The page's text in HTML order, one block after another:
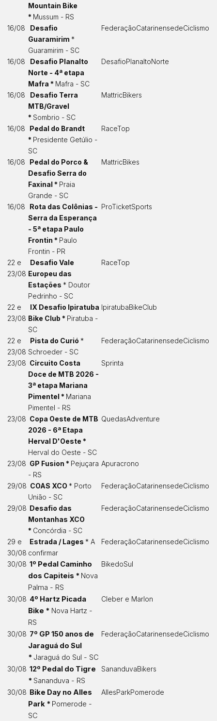
Mountain Bike
* Mussum - RS
16/08
Desafio
Guaramirim *
Guaramirim - SC
FederaçãoCatarinensedeCiclismo
16/08
Desafio Planalto
Norte - 4ª etapa
Mafra * Mafra - SC
DesafioPlanaltoNorte
16/08
Desafio Terra
MTB/Gravel
* Sombrio - SC
MattricBikers
16/08
Pedal do Brandt
* Presidente Getúlio -
SC
RaceTop
16/08
Pedal do Porco &
Desafio Serra do
Faxinal * Praia
Grande - SC
MattricBikes
16/08
Rota das Colônias -
Serra da Esperança
- 5ª etapa Paulo
Frontin * Paulo
Frontin - PR
ProTicketSports
22 e
23/08
Desafio Vale
Europeu das
Estações * Doutor
Pedrinho - SC
RaceTop
22 e
23/08
IX Desafio Ipiratuba
Bike Club * Piratuba -
SC
IpiratubaBikeClub
22 e
23/08
Pista do Curió *
Schroeder - SC
FederaçãoCatarinensedeCiclismo
23/08 Circuito Costa
Doce de MTB 2026 -
3ª etapa Mariana
Pimentel * Mariana
Pimentel - RS
Sprinta
23/08 Copa Oeste de MTB
2026 - 6ª Etapa
Herval D'Oeste *
Herval do Oeste - SC
QuedasAdventure
23/08 GP Fusion * Pejuçara
- RS
Apuracrono
29/08 COAS XCO * Porto
União - SC
FederaçãoCatarinensedeCiclismo
29/08 Desafio das
Montanhas XCO
* Concórdia - SC
FederaçãoCatarinensedeCiclismo
29 e
30/08
Estrada / Lages * A
confirmar
FederaçãoCatarinensedeCiclismo
30/08 1º Pedal Caminho
dos Capiteis * Nova
Palma - RS
BikedoSul
30/08 4º Hartz Picada
Bike * Nova Hartz -
RS
Cleber e Marlon
30/08 7º GP 150 anos de
Jaraguá do Sul
* Jaraguá do Sul - SC
FederaçãoCatarinensedeCiclismo
30/08 12º Pedal do Tigre
* Sananduva - RS
SananduvaBikers
30/08 Bike Day no Alles
Park * Pomerode -
SC
AllesParkPomerode